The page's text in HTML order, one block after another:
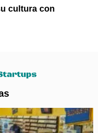
cultura con